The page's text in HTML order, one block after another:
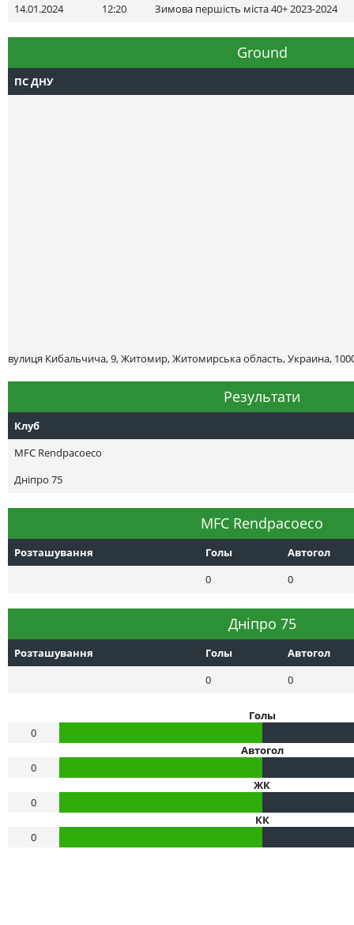
14.01.2024
12:20 Зимова першість міста 40+ 2023-2024
Ground
ПС ДНУ
вулиця Кибальчича, 9, Житомир, Житомирська область, Украина,
Результати
Клуб
MFC Rendpacoeco
Днiпро 75
MFC Rendpacoeco
Розташування Голы
Автогол
0
0
Днiпро 75
Розташування Голы
Автогол
0
0
Голы
0
Автогол
0
ЖК
0
КК
0